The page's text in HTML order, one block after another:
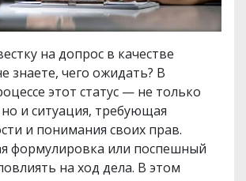
на допрос в качестве
знаете, чего ожидать? В
этот статус — не только
и ситуация, требующая
и понимания своих прав.
формулировка или поспешный
на ход дела. В этом